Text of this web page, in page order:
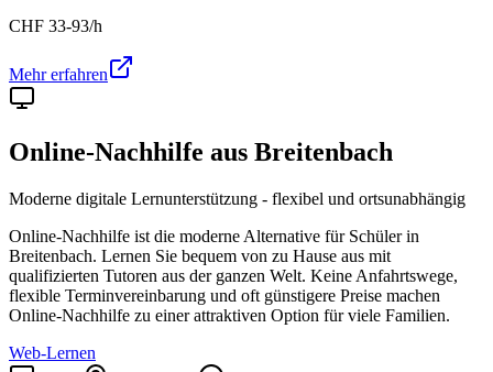
CHF 33-93/h
Mehr erfahren
Online-Nachhilfe aus Breitenbach
Moderne digitale Lernunterstützung - flexibel und ortsunabhängig
Online-Nachhilfe ist die moderne Alternative für Schüler in
Breitenbach. Lernen Sie bequem von zu Hause aus mit
qualifizierten Tutoren aus der ganzen Welt. Keine Anfahrtswege,
flexible Terminvereinbarung und oft günstigere Preise machen
Online-Nachhilfe zu einer attraktiven Option für viele Familien.
Web-Lernen